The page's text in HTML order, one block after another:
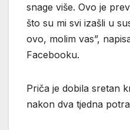
snage više. Ovo je
što su mi svi izašli u
ovo, molim vas”,
Facebooku.
Priča je dobila sretan
nakon dva tjedna